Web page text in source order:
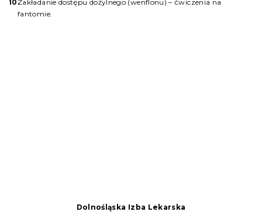
Zakładanie dostępu dożylnego (wenflonu) – ćwiczenia na
fantomie.
Dolnośląska Izba Lekarska